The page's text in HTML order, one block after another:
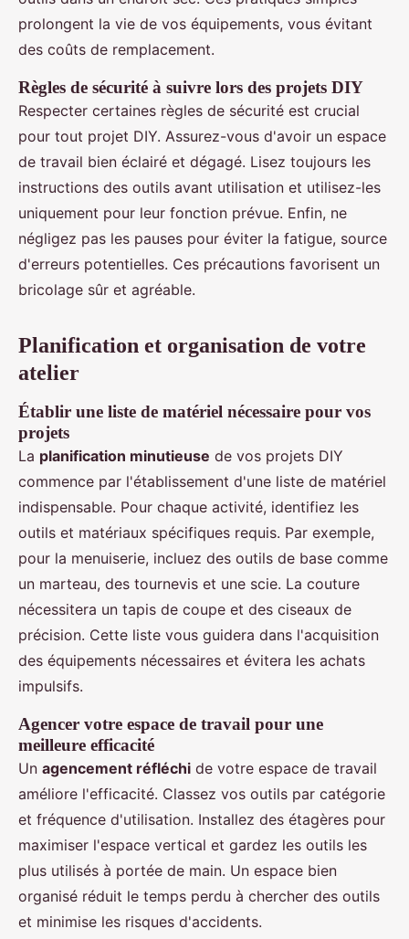
prolongent la vie de vos équipements, vous évitant
des coûts de remplacement.
Règles de sécurité à suivre lors des projets DIY
Respecter certaines règles de sécurité est crucial
pour tout projet DIY. Assurez-vous d'avoir un espace
de travail bien éclairé et dégagé. Lisez toujours les
instructions des outils avant utilisation et utilisez-les
uniquement pour leur fonction prévue. Enfin, ne
négligez pas les pauses pour éviter la fatigue, source
d'erreurs potentielles. Ces précautions favorisent un
bricolage sûr et agréable.
Planification et organisation de votre
atelier
Établir une liste de matériel nécessaire pour vos
projets
La planification minutieuse de vos projets DIY
commence par l'établissement d'une liste de matériel
indispensable. Pour chaque activité, identifiez les
outils et matériaux spécifiques requis. Par exemple,
pour la menuiserie, incluez des outils de base comme
un marteau, des tournevis et une scie. La couture
nécessitera un tapis de coupe et des ciseaux de
précision. Cette liste vous guidera dans l'acquisition
des équipements nécessaires et évitera les achats
impulsifs.
Agencer votre espace de travail pour une
meilleure efficacité
Un agencement réfléchi de votre espace de travail
améliore l'efficacité. Classez vos outils par catégorie
et fréquence d'utilisation. Installez des étagères pour
maximiser l'espace vertical et gardez les outils les
plus utilisés à portée de main. Un espace bien
organisé réduit le temps perdu à chercher des outils
et minimise les risques d'accidents.